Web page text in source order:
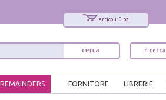
articoli: 0 pz.
LIBRERIE
FORNITORE
REMAINDERS